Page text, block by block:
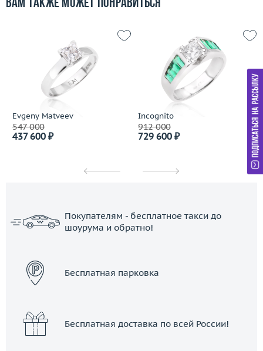
Вам также может понравиться
Evgeny Matveev
547 000
437 600 ₽
Incognito
912 000
729 600 ₽
Покупателям - бесплатное такси до
шоурума и обратно!
Бесплатная парковка
Бесплатная доставка по всей России!